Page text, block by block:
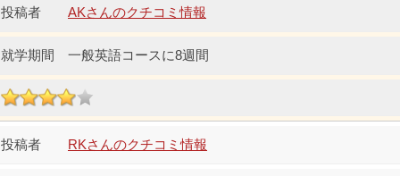
AKさんのクチコミ情報
一般英語コースに8週間
RKさんのクチコミ情報